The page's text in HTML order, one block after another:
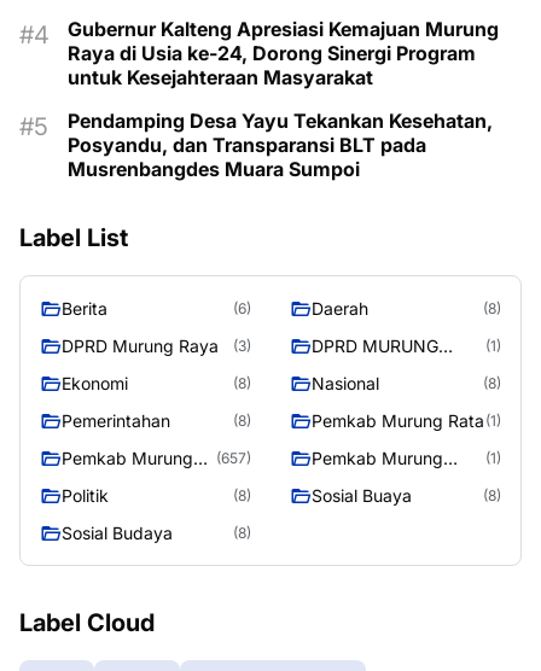
Gubernur Kalteng Apresiasi Kemajuan Murung
Raya di Usia ke-24, Dorong Sinergi Program
untuk Kesejahteraan Masyarakat
Pendamping Desa Yayu Tekankan Kesehatan,
Posyandu, dan Transparansi BLT pada
Musrenbangdes Muara Sumpoi
Label List
Berita (6) Daerah (8)
DPRD Murung Raya (3)
DPRD MURUNG
(1)
Ekonomi (8) Nasional (8)
Pemerintahan (8) Pemkab Murung Rata (1)
Pemkab Murung
(657)
Pemkab Murung
(1)
Politik (8) Sosial Buaya (8)
Sosial Budaya (8)
Label Cloud